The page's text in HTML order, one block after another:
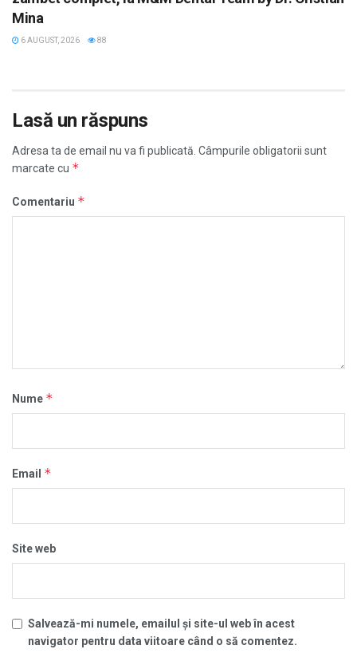
Mina
6 AUGUST, 2026 88
Lasă un răspuns
Adresa ta de email nu va fi publicată. Câmpurile obligatorii sunt
marcate cu *
Comentariu *
Nume *
Email *
Site web
Salvează-mi numele, emailul și site-ul web în acest
navigator pentru data viitoare când o să comentez.